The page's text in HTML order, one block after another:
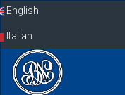
SkipEnglish
Italian